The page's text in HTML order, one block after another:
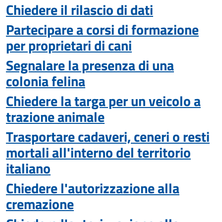
Chiedere il rilascio di dati
Partecipare a corsi di formazione
per proprietari di cani
Segnalare la presenza di una
colonia felina
Chiedere la targa per un veicolo a
trazione animale
Trasportare cadaveri, ceneri o resti
mortali all'interno del territorio
italiano
Chiedere l'autorizzazione alla
cremazione